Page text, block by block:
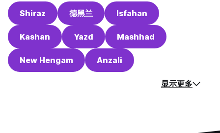
Shiraz 德黑兰 Isfahan
Kashan Yazd Mashhad
New Hengam Anzali
显示更多